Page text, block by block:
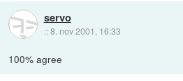
servo
::8. nov 2001, 16:33
100% agree